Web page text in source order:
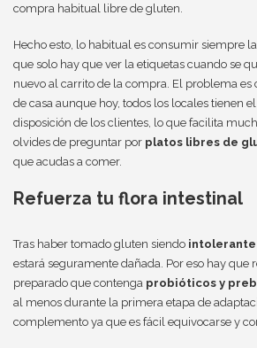
compra habitual libre de gluten.
Hecho esto, lo habitual es consumir siempre
que solo hay que ver la etiquetas cuando se
nuevo al carrito de la compra. El problema es
de casa aunque hoy, todos los locales tienen
disposición de los clientes, lo que facilita
olvides de preguntar por platos libres de
que acudas a comer.
Refuerza tu flora intestinal
Tras haber tomado gluten siendo
estará seguramente dañada. Por eso hay que
preparado que contenga probióticos y
al menos durante la primera etapa de
complemento ya que es fácil equivocarse y